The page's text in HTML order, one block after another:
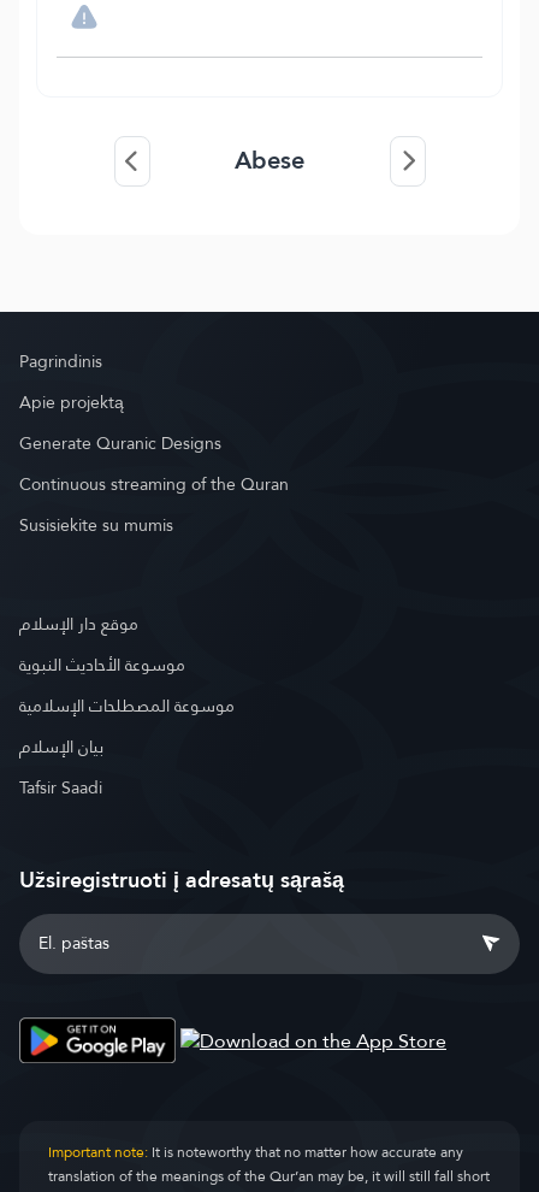
Abese
Pagrindinis
Apie projektą
Generate Quranic Designs
Continuous streaming of the Quran
Susisiekite su mumis
موقع دار الإسلام
موسوعة الأحاديث النبوية
موسوعة المصطلحات الإسلامية
بيان الإسلام
Tafsir Saadi
Užsiregistruoti į adresatų sąrašą
Important note:It is noteworthy that no matter how accurate any
translation of the meanings of the Qur’an may be, it will still fall short